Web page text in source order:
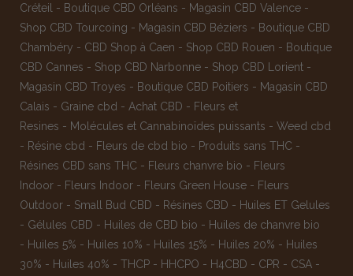
Créteil
- Boutique CBD Orléans - Magasin CBD Valence -
Shop CBD Tourcoing - Magasin CBD Béziers - Boutique CBD
Chambéry - CBD Shop à Caen - Shop CBD Rouen - Boutique
CBD Cannes - Shop CBD Narbonne - Shop CBD Lorient -
Magasin CBD Troyes - Boutique CBD Poitiers - Magasin CBD
Calais - Graine cbd - Achat CBD - Fleurs et
Resines - Molécules et Cannabinoïdes puissants - Weed cbd
- Résine cbd - Fleurs de cbd bio - Produits sans THC -
Résines CBD sans THC - Fleurs chanvre bio - Fleurs
Indoor - Fleurs Indoor - Fleurs Green House - Fleurs
Outdoor - Small Bud CBD - Résines CBD - Huiles ET Gelules
- Gélules CBD - Huiles de CBD bio - Huiles de chanvre bio
- Huiles 5% - Huiles 10% - Huiles 15% - Huiles 20% - Huiles
30% - Huiles 40% - THCP - HHCPO - H4CBD - CPR - CSA -